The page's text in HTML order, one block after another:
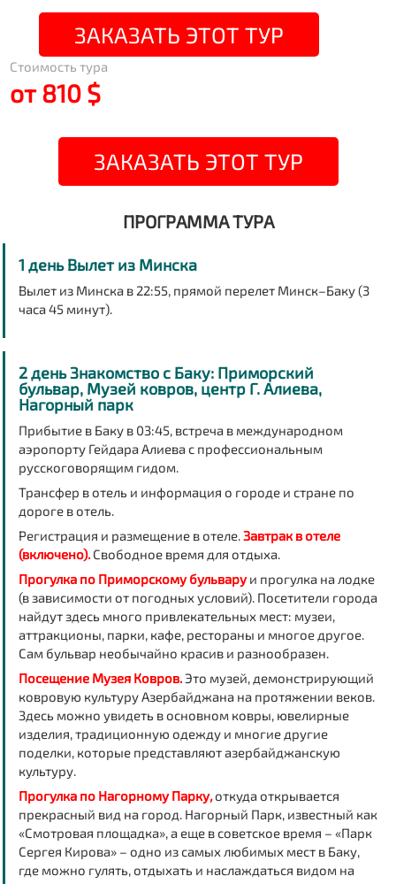
ЗАКАЗАТЬ ЭТОТ ТУР
Стоимость тура
от 810 $
ЗАКАЗАТЬ ЭТОТ ТУР
ПРОГРАММА ТУРА
1 день Вылет из Минска
Вылет из Минска в 22:55, прямой перелет Минск–Баку (3
часа 45 минут).
2 день Знакомство с Баку: Приморский
бульвар, Музей ковров, центр Г. Алиева,
Нагорный парк
Прибытие в Баку в 03:45, встреча в международном
аэропорту Гейдара Алиева с профессиональным
русскоговорящим гидом.
Трансфер в отель и информация о городе и стране по
дороге в отель.
Регистрация и размещение в отеле.Завтрак в отеле
(включено).Свободное время для отдыха.
Прогулка по Приморскому бульвару и прогулка на лодке
(в зависимости от погодных условий). Посетители города
найдут здесь много привлекательных мест: музеи,
аттракционы, парки, кафе, рестораны и многое другое.
Сам бульвар необычайно красив и разнообразен.
Посещение Музея Ковров.Это музей, демонстрирующий
ковровую культуру Азербайджана на протяжении веков.
Здесь можно увидеть в основном ковры, ювелирные
изделия, традиционную одежду и многие другие
поделки, которые представляют азербайджанскую
культуру.
Прогулка по Нагорному Парку,откуда открывается
прекрасный вид на город. Нагорный Парк, известный как
«Смотровая площадка», а еще в советское время – «Парк
Сергея Кирова» – одно из самых любимых мест в Баку,
где можно гулять, отдыхать и наслаждаться видом на